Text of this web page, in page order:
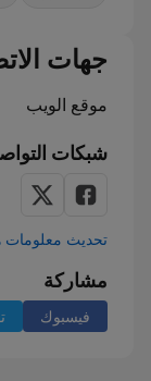
جهات
موقع الويب
شبكات
تحديث معلومات
مشاركة
فيسبوك